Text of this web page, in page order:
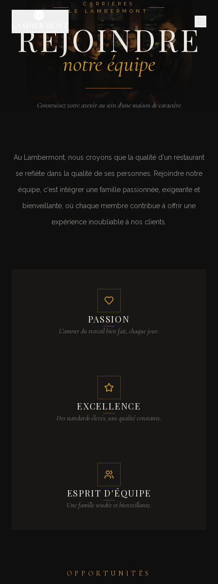
CARRIÈRES
LE LAMBERMONT
REJOINDRE
notre équipe
Construisez votre avenir au sein d'une maison de caractère
Au Lambermont, nous croyons que la qualité d'un restaurant
se reflète dans la qualité de ses personnes. Rejoindre notre
équipe, c'est intégrer une famille passionnée, exigeante et
bienveillante, où chaque membre contribue à offrir une
expérience inoubliable à nos clients.
PASSION
L'amour du travail bien fait, chaque jour.
EXCELLENCE
Des standards élevés, une qualité constante.
ESPRIT D'ÉQUIPE
Une famille soudée et bienveillante.
OPPORTUNITÉS